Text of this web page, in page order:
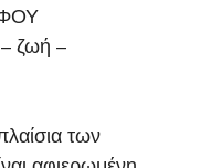
ζωή –
των